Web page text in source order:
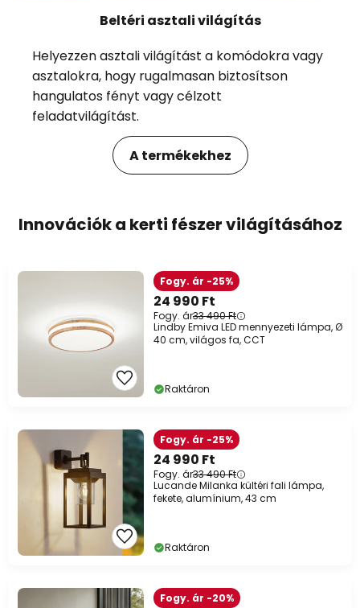
Beltéri asztali világítás
Helyezzen asztali világítást a komódokra vagy
asztalokra, hogy rugalmasan biztosítson
hangulatos fényt vagy célzott
feladatvilágítást.
A termékekhez
Innovációk a kerti fészer világításához
24 990 Ft
Fogy. ár33 490 Ft
Fogy. ár -25%
Lindby Emiva LED mennyezeti lámpa, Ø
40 cm, világos fa, CCT
Raktáron
24 990 Ft
Fogy. ár33 490 Ft
Fogy. ár -25%
Lucande Milanka kültéri fali lámpa,
fekete, alumínium, 43 cm
Raktáron
Fogy. ár -20%